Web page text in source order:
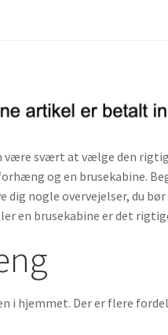
svært at vælge den
og en brusekabine.
nogle overvejelser, du
en brusekabine er det
hjemmet. Der er flere